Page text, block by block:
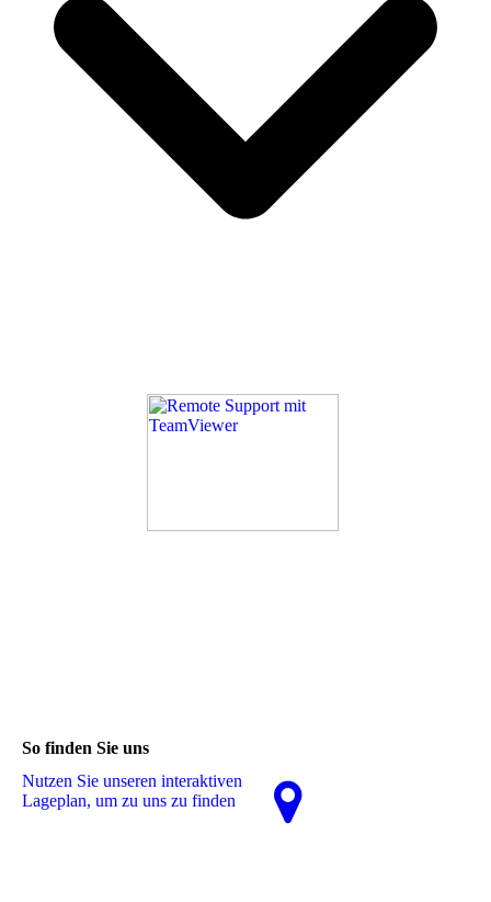
So finden Sie uns
Nutzen Sie unseren interaktiven
La­ge­plan, um zu uns zu finden